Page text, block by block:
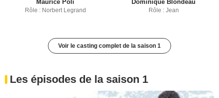
Maurice Poli
Rôle : Norbert Legrand
Dominique Blondeau
Rôle : Jean
Voir le casting complet de la saison 1
Les épisodes de la saison 1